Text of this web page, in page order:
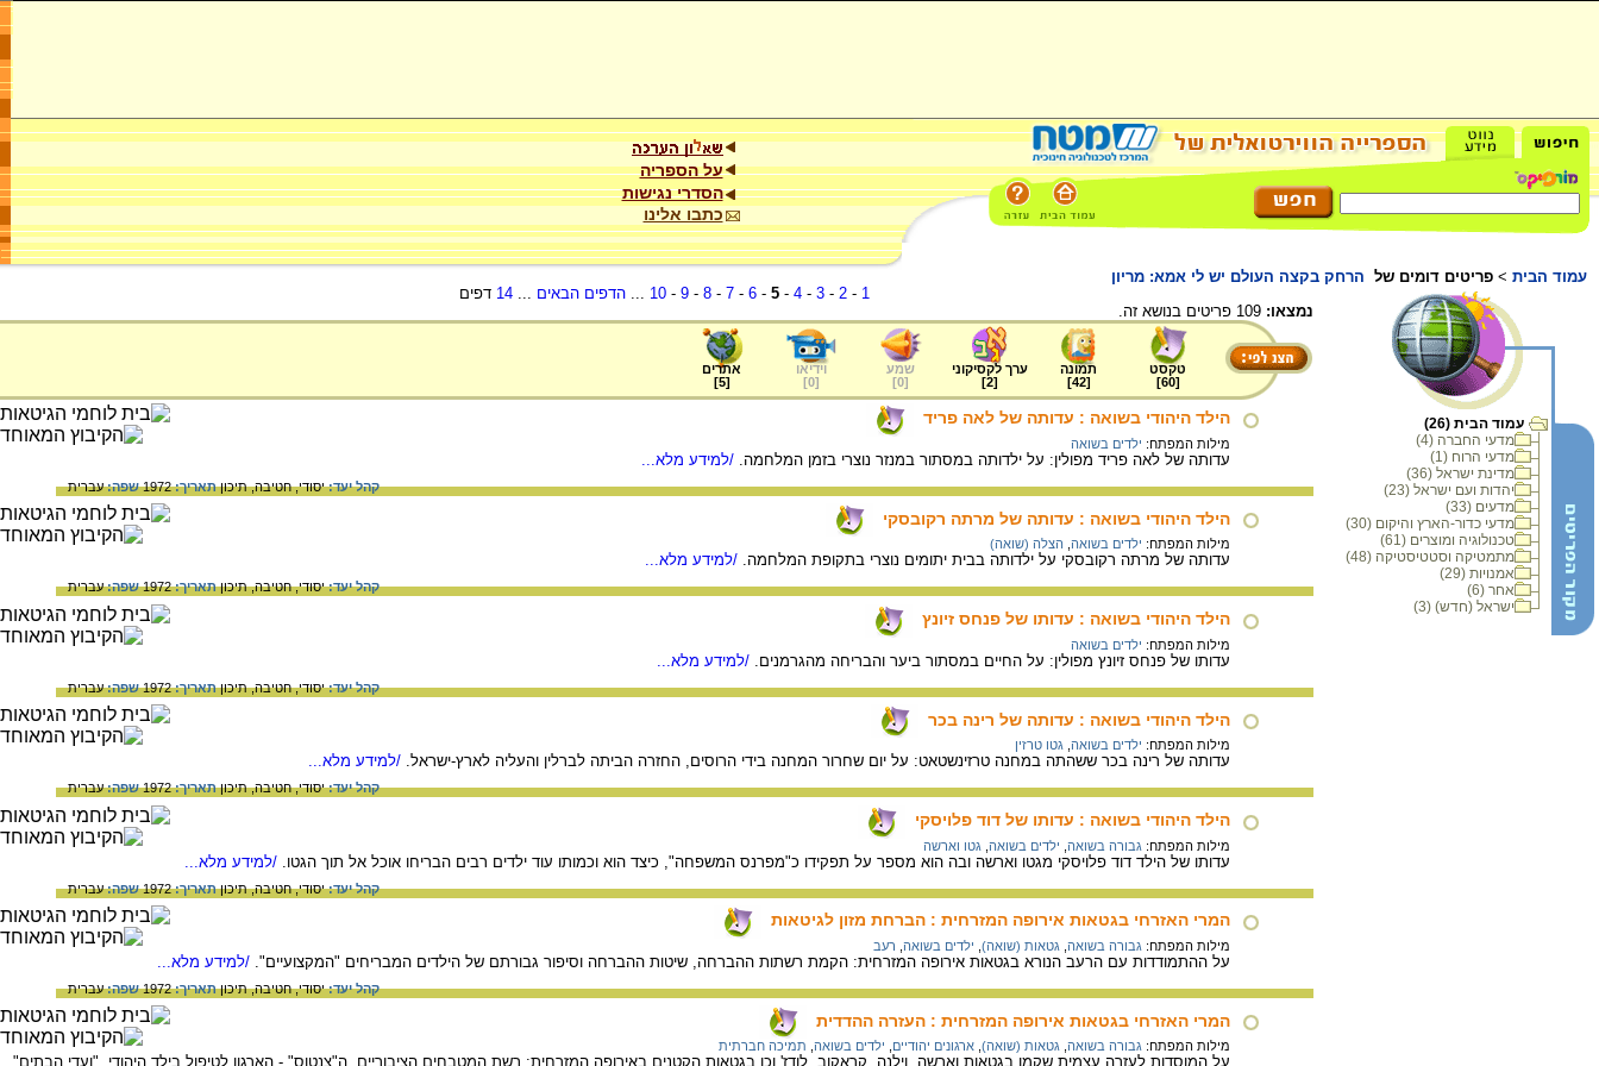
על הספריה
הסדרי נגישות
כתבו אלינו
עמוד הבית > פריטים דומים של הרחק בקצה העולם יש לי אמא: מריון
עמוד הבית (26)
מדעי החברה (4)
מדעי הרוח (1)
מדינת ישראל (36)
יהדות ועם ישראל (23)
מדעים (33)
מדעי כדור-הארץ והיקום (30)
טכנולוגיה ומוצרים (61)
מתמטיקה וסטטיסטיקה (48)
אמנויות (29)
אחר (6)
ישראל (חדש) (3)
1
-
2
-
3
-
4
-
5
-
6
-
7
-
8
-
9
-
10
...הדפים הבאים ...
14 דפים
נמצאו:
טקסט
[
60
]
תמונה
[
42
]
ערך לקסיקוני
[
2
]
שמע
[
0
]
וידיאו
[
0
]
אתרים
[
5
]
הילד היהודי בשואה : עדותה של לאה פריד
מילות המפתח: ילדים בשואה
עדותה של לאה פריד מפולין: על ילדותה במסתור במנזר נוצרי בזמן המלחמה. /למידע מלא...
קהל יעד:יסודי,חטיבה,תיכוןתאריך:1972 שפה:עברית
הילד היהודי בשואה : עדותה של מרתה רקובסקי
מילות המפתח: ילדים בשואה הצלה (שואה)
עדותה של מרתה רקובסקי על ילדותה בבית יתומים נוצרי בתקופת המלחמה. /למידע מלא...
קהל יעד:יסודי,חטיבה,תיכוןתאריך:1972 שפה:עברית
הילד היהודי בשואה : עדותו של פנחס זיונץ
מילות המפתח: ילדים בשואה
עדותו של פנחס זיונץ מפולין: על החיים במסתור ביער והבריחה מהגרמנים. /למידע מלא...
קהל יעד:יסודי,חטיבה,תיכוןתאריך:1972 שפה:עברית
הילד היהודי בשואה : עדותה של רינה בכר
מילות המפתח: ילדים בשואה גטו טרזין
עדותה של רינה בכר ששהתה במחנה טרזינשטאט: על יום שחרור המחנה בידי הרוסים, החזרה הביתה לברלין והעליה לארץ-ישראל. /למידע מלא...
קהל יעד:יסודי,חטיבה,תיכוןתאריך:1972 שפה:עברית
הילד היהודי בשואה : עדותו של דוד פלויסקי
מילות המפתח: גבורה בשואה ילדים בשואה גטו וארשה
עדותו של הילד דוד פלויסקי מגטו וארשה ובה הוא מספר על תפקידו כ"מפרנס המשפחה", כיצד הוא וכמותו עוד ילדים רבים הבריחו אוכל אל תוך הגטו. /למידע מלא...
קהל יעד:יסודי,חטיבה,תיכוןתאריך:1972 שפה:עברית
המרי האזרחי בגטאות אירופה המזרחית : הברחת מזון לגיטאות
מילות המפתח: גבורה בשואה גטאות (שואה) ילדים בשואה רעב
על ההתמודדות עם הרעב הנורא בגטאות אירופה המזרחית: הקמת רשתות ההברחה, שיטות ההברחה וסיפור גבורתם של הילדים המבריחים "המקצועיים". /למידע מלא...
קהל יעד:יסודי,חטיבה,תיכוןתאריך:1972 שפה:עברית
המרי האזרחי בגטאות אירופה המזרחית : העזרה ההדדית
מילות המפתח: גבורה בשואה גטאות (שואה) ארגונים יהודיים ילדים בשואה תמיכה חברתית
על המוסדות לעזרה עצמית שקמו בגטאות וארשה, וילנה, קראקוב, לודז' וכן בגטאות הקטנים באירופה המזרחית: רשת המטבחים הציבוריים, ה"צנטוס" - הארגון לטיפול בילד היהודי, "ועדי הבתים"